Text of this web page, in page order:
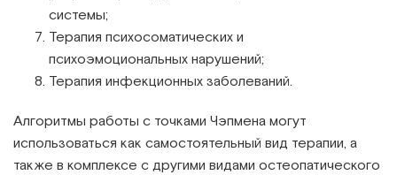
системы;
Терапия психосоматических и
психоэмоциональных нарушений;
Терапия инфекционных заболеваний.
Алгоритмы работы с точками Чэпмена могут
использоваться как самостоятельный вид терапии, а
также в комплексе с другими видами остеопатического